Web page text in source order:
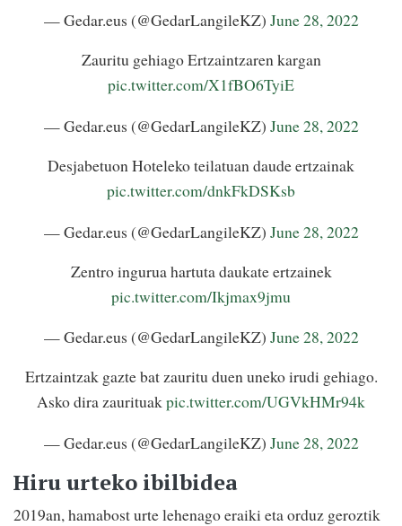
— Gedar.eus (@GedarLangileKZ) June 28, 2022
Zauritu gehiago Ertzaintzaren kargan
pic.twitter.com/X1fBO6TyiE
— Gedar.eus (@GedarLangileKZ) June 28, 2022
Desjabetuon Hoteleko teilatuan daude ertzainak
pic.twitter.com/dnkFkDSKsb
— Gedar.eus (@GedarLangileKZ) June 28, 2022
Zentro ingurua hartuta daukate ertzainek
pic.twitter.com/Ikjmax9jmu
— Gedar.eus (@GedarLangileKZ) June 28, 2022
Ertzaintzak gazte bat zauritu duen uneko irudi gehiago.
Asko dira zaurituakpic.twitter.com/UGVkHMr94k
— Gedar.eus (@GedarLangileKZ) June 28, 2022
Hiru urteko ibilbidea
2019an, hamabost urte lehenago eraiki eta orduz geroztik